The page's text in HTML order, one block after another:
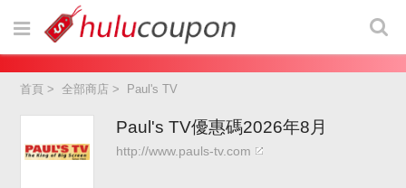
首頁 >全部商店 > Paul's TV
Paul's TV優惠碼2026年8月
http://www.pauls-tv.com